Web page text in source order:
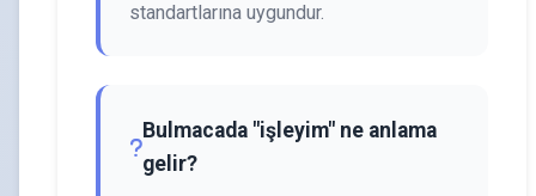
standartlarına uygundur.
Bulmacada "işleyim" ne anlama
gelir?